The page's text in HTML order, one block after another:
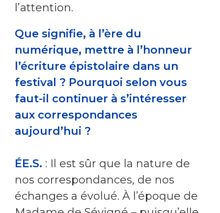
l’attention.
Que signifie, à l’ère du
numérique, mettre à l’honneur
l’écriture épistolaire dans un
festival ? Pourquoi selon vous
faut-il continuer à s’intéresser
aux correspondances
aujourd’hui ?
ÉE.S. : Il est sûr que la nature de
nos correspondances, de nos
échanges a évolué. À l’époque de